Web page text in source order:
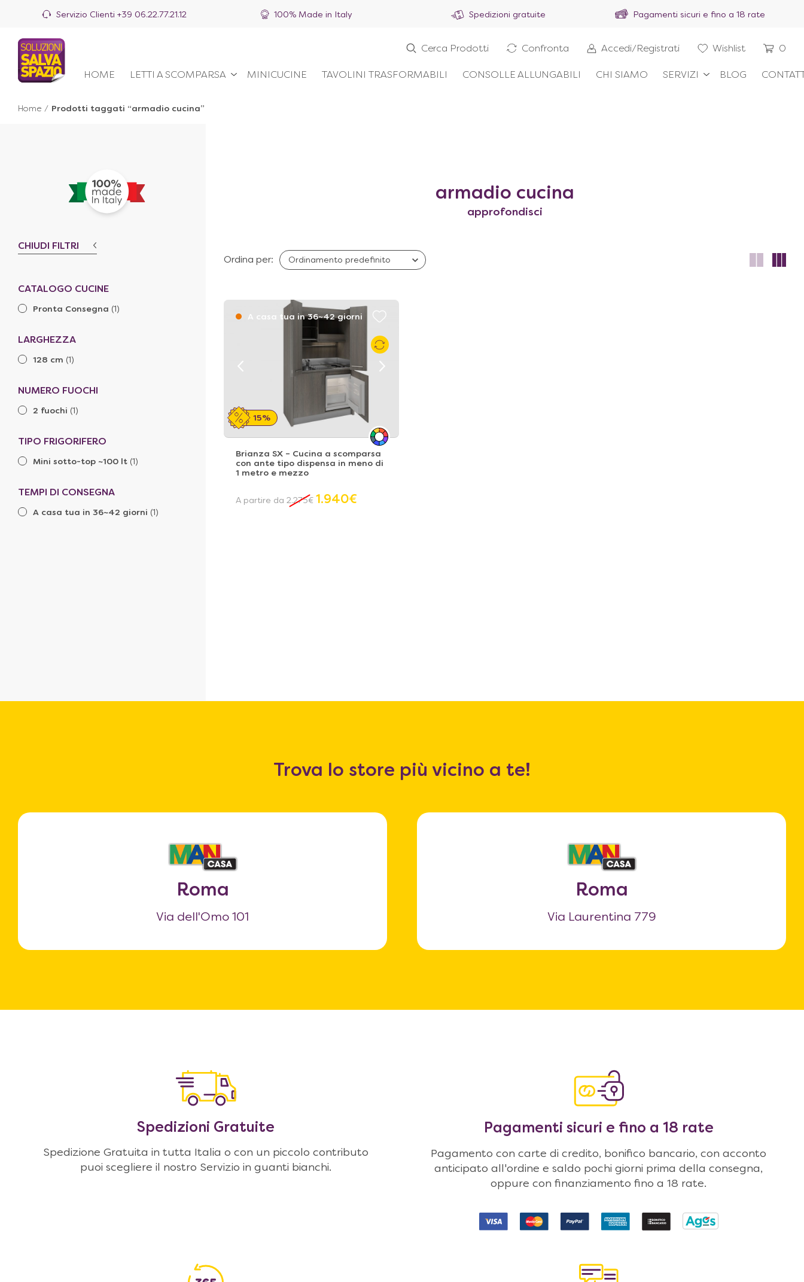
Servizio Clienti +39 06.22.77.21.12 100% Made in Italy Spedizioni gratuite Pagamenti sicuri e fino a 18 rate
HOME LETTI A SCOMPARSA MINICUCINE TAVOLINI TRASFORMABILI CONSOLLE ALLUNGABILI CHI SIAMO SERVIZI BLOG
Cerca Prodotti Confronta Accedi/Registrati Wishlist 0
Home / Prodotti taggati “armadio cucina”
CHIUDI FILTRI
CATALOGO CUCINE
Pronta Consegna (1)
LARGHEZZA
128 cm (1)
NUMERO FUOCHI
2 fuochi (1)
TIPO FRIGORIFERO
Mini sotto-top ~100 lt (1)
TEMPI DI CONSEGNA
A casa tua in 36~42 giorni (1)
armadio cucina
approfondisci
Ordina per:
A casa tua in 36~42 giorni
15%
Brianza SX – Cucina a scomparsa
con ante tipo dispensa in meno di
1 metro e mezzo
A partire da 2.275€ 1.940€
Trova lo store più vicino a te!
Roma
Via dell'Omo 101
Roma
Via Laurentina 779
Spedizioni Gratuite
Spedizione Gratuita in tutta Italia o con un piccolo contributo
puoi scegliere il nostro Servizio in guanti bianchi.
Pagamenti sicuri e fino a 18 rate
Pagamento con carte di credito, bonifico bancario, con acconto
anticipato all'ordine e saldo pochi giorni prima della consegna,
oppure con finanziamento fino a 18 rate.